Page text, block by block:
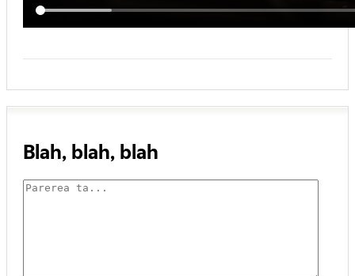
Blah, blah, blah